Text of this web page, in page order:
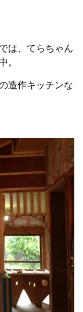
は、てらちゃん
。
造作キッチンな